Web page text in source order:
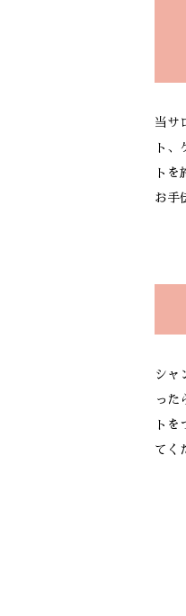
当サ
ト、
トを
お手
シャ
った
トを
てく